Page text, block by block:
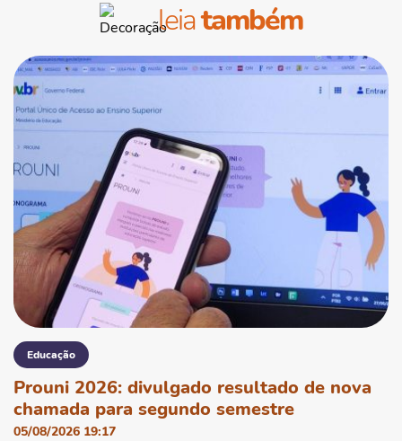
leiatambém
Educação
Prouni 2026: divulgado resultado de nova
chamada para segundo semestre
05/08/2026 19:17